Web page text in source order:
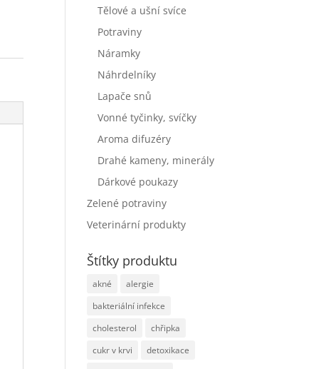
Tělové a ušní svíce
Potraviny
Náramky
Náhrdelníky
Lapače snů
Vonné tyčinky, svíčky
Aroma difuzéry
Drahé kameny, minerály
Dárkové poukazy
Zelené potraviny
Veterinární produkty
Štítky produktu
akné
alergie
bakteriální infekce
cholesterol
chřipka
cukr v krvi
detoxikace